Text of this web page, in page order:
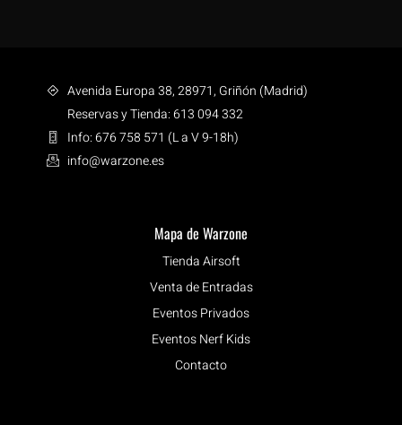
Avenida Europa 38, 28971, Griñón (Madrid)
Reservas y Tienda: 613 094 332
Info: 676 758 571 (L a V 9-18h)
info@warzone.es
Mapa de Warzone
Tienda Airsoft
Venta de Entradas
Eventos Privados
Eventos Nerf Kids
Contacto